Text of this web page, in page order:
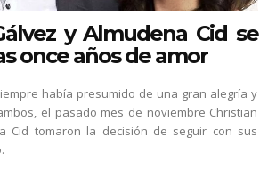
y Almudena Cid se
once años de amor
había presumido de una gran alegría y
el pasado mes de noviembre Christian
Cid tomaron la decisión de seguir con sus